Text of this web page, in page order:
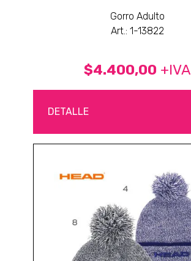
Gorro Adulto
Art.: 1-13822
$4.400,00 +IVA
DETALLE